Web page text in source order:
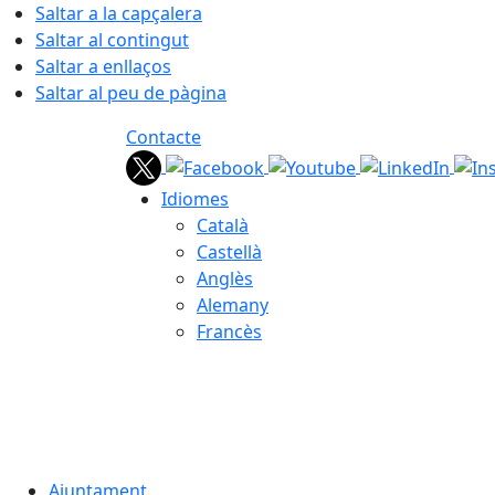
Saltar a la capçalera
Saltar al contingut
Saltar a enllaços
Saltar al peu de pàgina
Contacte
Idiomes
Català
Castellà
Anglès
Alemany
Francès